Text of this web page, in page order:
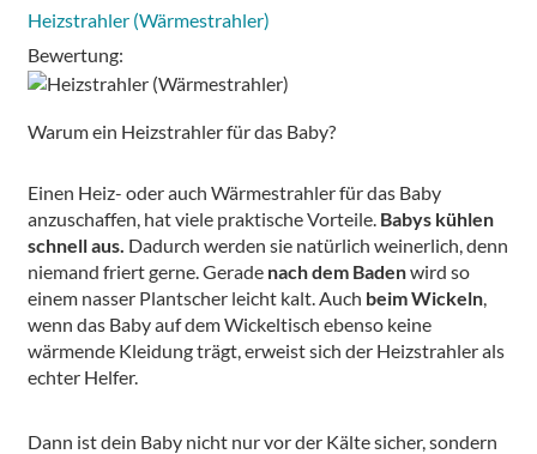
Heizstrahler (Wärmestrahler)
Bewertung:
Warum ein Heizstrahler für das Baby?
Einen Heiz- oder auch Wärmestrahler für das Baby
anzuschaffen, hat viele praktische Vorteile. Babys kühlen
schnell aus. Dadurch werden sie natürlich weinerlich, denn
niemand friert gerne. Gerade nach dem Badenwird so
einem nasser Plantscher leicht kalt. Auch beim Wickeln,
wenn das Baby auf dem Wickeltisch ebenso keine
wärmende Kleidung trägt, erweist sich der Heizstrahler als
echter Helfer.
Dann ist dein Baby nicht nur vor der Kälte sicher, sondern